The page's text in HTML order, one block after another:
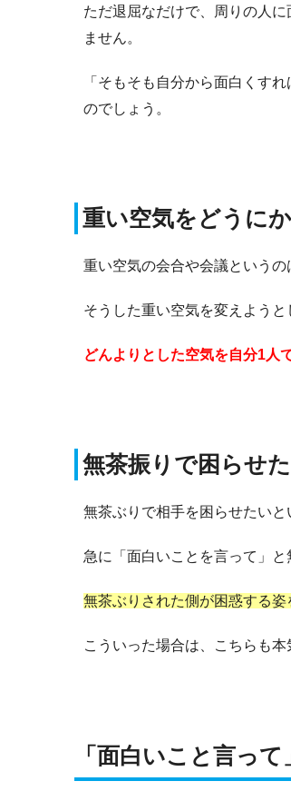
ただ退屈なだけで、周りの人
ません。
「そもそも自分から面白くす
のでしょう。
重い空気をどうに
重い空気の会合や会議というの
そうした重い空気を変えよう
どんよりとした空気を自分1人
無茶振りで困らせ
無茶ぶりで相手を困らせたい
急に「面白いことを言って」
無茶ぶりされた側が困惑する
こういった場合は、こちらも
「面白いこと言っ